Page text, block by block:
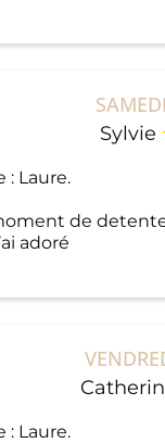
Sylvie
: Laure.
de
adoré
: Laure.